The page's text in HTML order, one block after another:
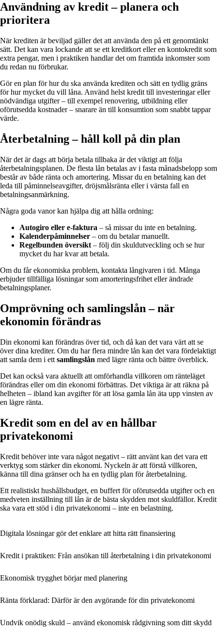
Användning av kredit – planera och
prioritera
När krediten är beviljad gäller det att använda den på ett genomtänkt
sätt. Det kan vara lockande att se ett kreditkort eller en kontokredit som
extra pengar, men i praktiken handlar det om framtida inkomster som
du redan nu förbrukar.
Gör en plan för hur du ska använda krediten och sätt en tydlig gräns
för hur mycket du vill låna. Använd helst kredit till investeringar eller
nödvändiga utgifter – till exempel renovering, utbildning eller
oförutsedda kostnader – snarare än till konsumtion som snabbt tappar
värde.
Återbetalning – håll koll på din plan
När det är dags att börja betala tillbaka är det viktigt att följa
återbetalningsplanen. De flesta lån betalas av i fasta månadsbelopp som
består av både ränta och amortering. Missar du en betalning kan det
leda till påminnelseavgifter, dröjsmålsränta eller i värsta fall en
betalningsanmärkning.
Några goda vanor kan hjälpa dig att hålla ordning:
Autogiro eller e-faktura – så missar du inte en betalning.
Kalenderpåminnelser – om du betalar manuellt.
Regelbunden översikt – följ din skuldutveckling och se hur
mycket du har kvar att betala.
Om du får ekonomiska problem, kontakta långivaren i tid. Många
erbjuder tillfälliga lösningar som amorteringsfrihet eller ändrade
betalningsplaner.
Omprövning och samlingslån – när
ekonomin förändras
Din ekonomi kan förändras över tid, och då kan det vara värt att se
över dina krediter. Om du har flera mindre lån kan det vara fördelaktigt
att samla dem i ett samlingslån med lägre ränta och bättre överblick.
Det kan också vara aktuellt att omförhandla villkoren om ränteläget
förändras eller om din ekonomi förbättras. Det viktiga är att räkna på
helheten – ibland kan avgifter för att lösa gamla lån äta upp vinsten av
en lägre ränta.
Kredit som en del av en hållbar
privatekonomi
Kredit behöver inte vara något negativt – rätt använt kan det vara ett
verktyg som stärker din ekonomi. Nyckeln är att förstå villkoren,
känna till dina gränser och ha en tydlig plan för återbetalning.
Ett realistiskt hushållsbudget, en buffert för oförutsedda utgifter och en
medveten inställning till lån är de bästa skydden mot skuldfällor. Kredit
ska vara ett stöd i din privatekonomi – inte en belastning.
Digitala lösningar gör det enklare att hitta rätt finansiering
Kredit i praktiken: Från ansökan till återbetalning i din privatekonomi
Ekonomisk trygghet börjar med planering
Ränta förklarad: Därför är den avgörande för din privatekonomi
Undvik onödig skuld – använd ekonomisk rådgivning som ditt skydd